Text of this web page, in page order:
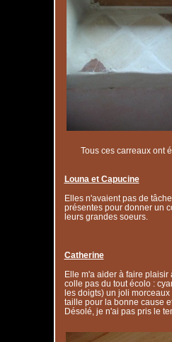
Tous ces carreaux ont
Louna et Capucine
Elles n'avaient pas de
présentes pour donner un
leurs grandes soeurs.
Catherine
Elle m'a aider à faire
colle pas du tout écolo :
les doigts) un joli
taille pour la bonne cause
Désolé, je n'ai pas pris le